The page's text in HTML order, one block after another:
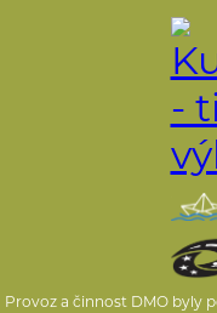
Provoz a činnost DMO byly